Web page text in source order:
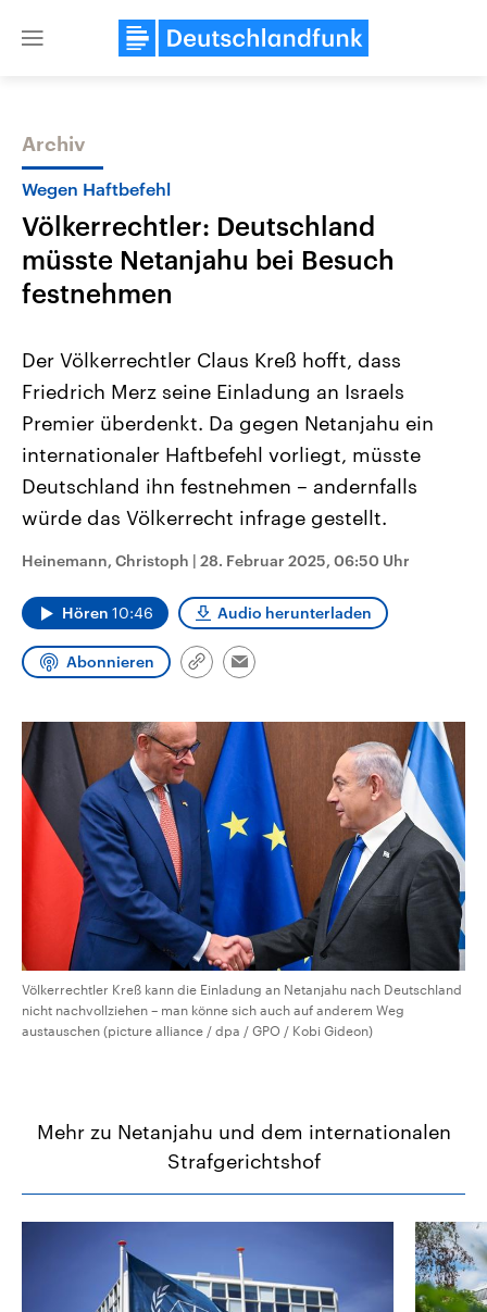
Close
Themen
Aktuelle Beiträge, Analysen und
Hintergründe
Wirtschaftlich und militärisch
gehören die Vereinigten Staaten zu
den mächtigsten Ländern der Erde,
mit großem Einfluss auf das
Aktuelle Lage und
Der Überfall der
Terrororganisation Hamas
Oktober 2023 auf Israel
Region wieder die Gewalt
Israel möchte die Hamas
Libanon vom Iran
Audio-Archiv
Archiv
Wegen Haftbefehl
Völkerrechtler: Deutschland
müsste Netanjahu bei Besuch
festnehmen
Der Völkerrechtler Claus Kreß hofft, dass
Friedrich Merz seine Einladung an Israels
Premier überdenkt. Da gegen Netanjahu ein
internationaler Haftbefehl vorliegt, müsste
Deutschland ihn festnehmen – andernfalls
würde das Völkerrecht infrage gestellt.
Heinemann, Christoph | 28. Februar 2025, 06:50 Uhr
Hören 10:46 Audio herunterladen
Abonnieren
Link
Email
Völkerrechtler Kreß kann die Einladung an Netanjahu nach Deutschland
nicht nachvollziehen – man könne sich auch auf anderem Weg
austauschen (picture alliance / dpa / GPO / Kobi Gideon)
Mehr zu Netanjahu und dem internationalen
Strafgerichtshof